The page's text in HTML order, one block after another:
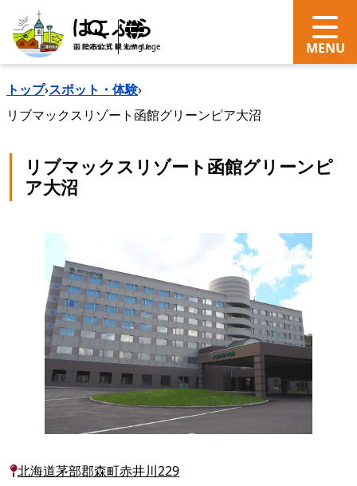
search Language
トップ›スポット・体験›
リブマックスリゾート函館グリーンピア大沼
リブマックスリゾート函館グリーンピ
ア大沼
北海道茅部郡森町赤井川229